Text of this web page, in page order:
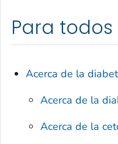
Para todos
Acerca de la
Acerca de la
Acerca de la